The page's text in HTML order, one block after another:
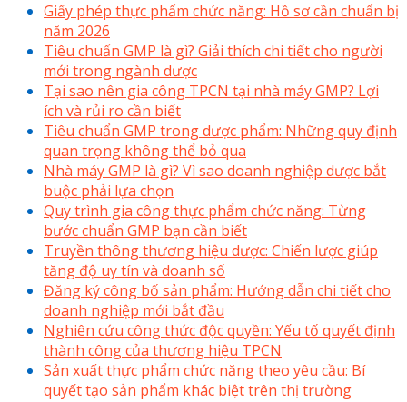
Giấy phép thực phẩm chức năng: Hồ sơ cần chuẩn bị
năm 2026
Tiêu chuẩn GMP là gì? Giải thích chi tiết cho người
mới trong ngành dược
Tại sao nên gia công TPCN tại nhà máy GMP? Lợi
ích và rủi ro cần biết
Tiêu chuẩn GMP trong dược phẩm: Những quy định
quan trọng không thể bỏ qua
Nhà máy GMP là gì? Vì sao doanh nghiệp dược bắt
buộc phải lựa chọn
Quy trình gia công thực phẩm chức năng: Từng
bước chuẩn GMP bạn cần biết
Truyền thông thương hiệu dược: Chiến lược giúp
tăng độ uy tín và doanh số
Đăng ký công bố sản phẩm: Hướng dẫn chi tiết cho
doanh nghiệp mới bắt đầu
Nghiên cứu công thức độc quyền: Yếu tố quyết định
thành công của thương hiệu TPCN
Sản xuất thực phẩm chức năng theo yêu cầu: Bí
quyết tạo sản phẩm khác biệt trên thị trường